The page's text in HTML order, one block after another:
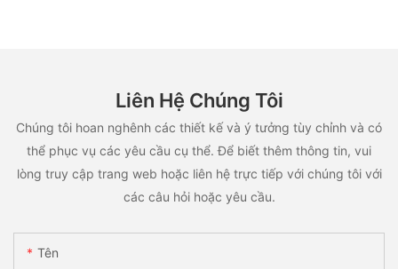
Liên Hệ Chúng Tôi
Chúng tôi hoan nghênh các thiết kế và ý tưởng tùy chỉnh và có
thể phục vụ các yêu cầu cụ thể. Để biết thêm thông tin, vui
lòng truy cập trang web hoặc liên hệ trực tiếp với chúng tôi với
các câu hỏi hoặc yêu cầu.
Tên